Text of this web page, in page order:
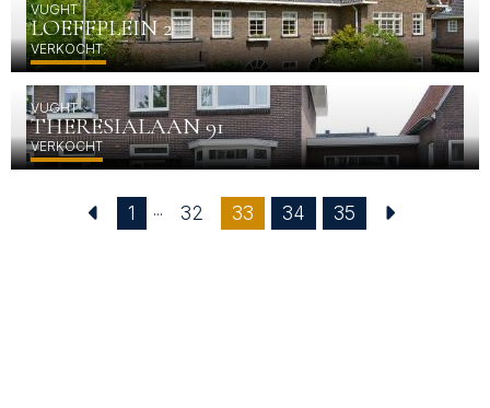
VUGHT
LOEFFPLEIN 2
VERKOCHT.
VUGHT
THERESIALAAN 91
VERKOCHT
1 ... 32 33 (current)
34 35